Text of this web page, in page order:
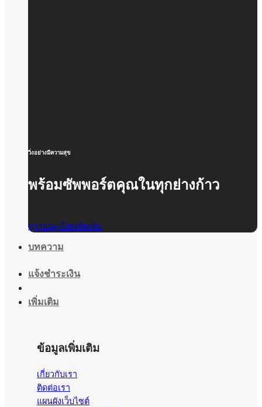
วิ่งอย่างมีความสุข
พร้อมซัพพอร์ตคุณในทุกย่างก้าว
ดูรายละเอียดเพิ่มเติม
บทความ
แจ้งชำระเงิน
เพิ่มเติม
ข้อมูลเพิ่มเติม
เกี่ยวกับเรา
ติดต่อเรา
แผนผังเว็บไซต์